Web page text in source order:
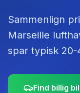
Sammenlign
Marseille
spar typisk 20-
Find billig